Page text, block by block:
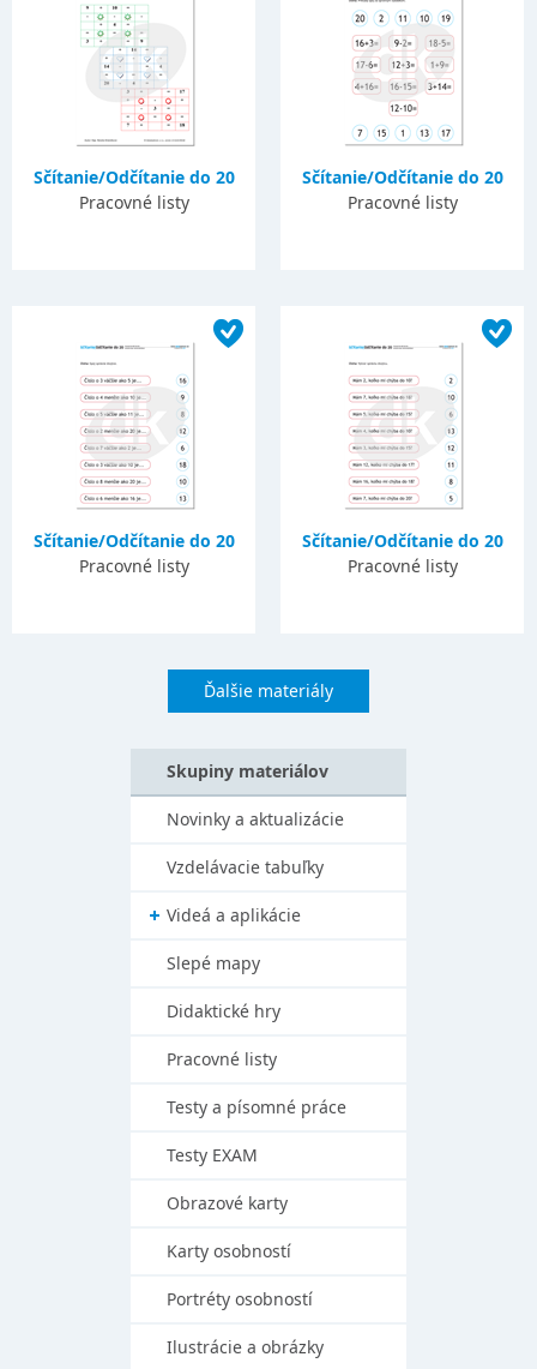
Sčítanie/Odčítanie do 20
Pracovné listy
Sčítanie/Odčítanie do 20
Pracovné listy
Sčítanie/Odčítanie do 20
Pracovné listy
Sčítanie/Odčítanie do 20
Pracovné listy
Ďalšie materiály
Skupiny materiálov
Novinky a aktualizácie
Vzdelávacie tabuľky
Videá a aplikácie
Slepé mapy
Didaktické hry
Pracovné listy
Testy a písomné práce
Testy EXAM
Obrazové karty
Karty osobností
Portréty osobností
Ilustrácie a obrázky